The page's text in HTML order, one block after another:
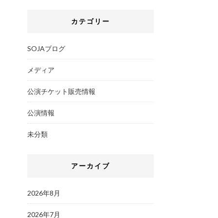
カテゴリー
SOJAブログ
メディア
公演チケット販売情報
公演情報
未分類
アーカイブ
2026年8月
2026年7月